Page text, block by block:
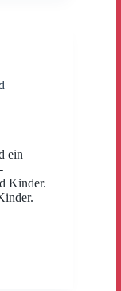
ein
Kinder.